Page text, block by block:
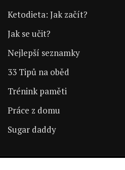
Ketodieta: Jak začít?
Jak se učit?
Nejlepší seznamky
33 Tipů na oběd
Trénink paměti
Práce z domu
Sugar daddy